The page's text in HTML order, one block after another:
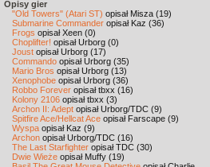
Opisy gier
"Old Towers" (Atari ST) opisał Misza (19)
Submarine Commander opisał Kaz (36)
Frogs opisał Xeen (0)
Choplifter! opisał Urborg (0)
Joust opisał Urborg (17)
Commando opisał Urborg (35)
Mario Bros opisał Urborg (13)
Xenophobe opisał Urborg (36)
Robbo Forever opisał tbxx (16)
Kolony 2106 opisał tbxx (3)
Archon II: Adept opisał Urborg/TDC (9)
Spitfire Ace/Hellcat Ace opisał Farscape (9)
Wyspa opisał Kaz (9)
Archon opisał Urborg/TDC (16)
The Last Starfighter opisał TDC (30)
Dwie Wieże opisał Muffy (19)